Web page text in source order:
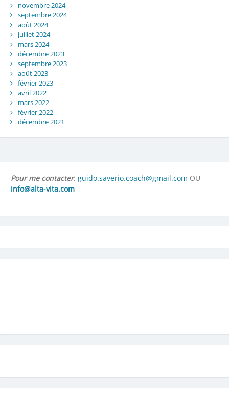
novembre 2024
septembre 2024
août 2024
juillet 2024
mars 2024
décembre 2023
septembre 2023
août 2023
février 2023
avril 2022
mars 2022
février 2022
décembre 2021
Pour me contacter: guido.saverio.coach@gmail.com OU
info@alta-vita.com